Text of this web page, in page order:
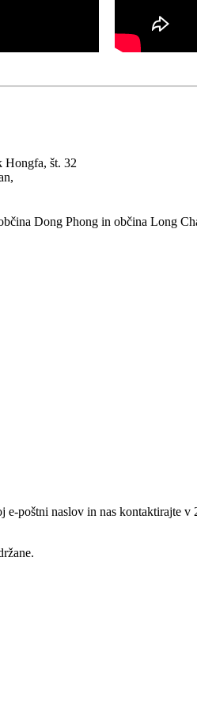
Hongfa, št. 32
Dong Phong in občina Long
e-poštni naslov in nas kontaktirajte v